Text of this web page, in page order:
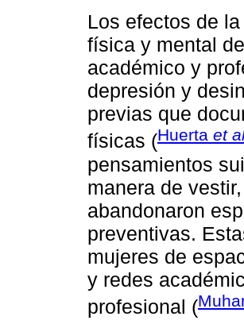
Los efectos de
física y mental
académico y
depresión y
previas que
físicas (Huerta et
pensamientos
manera de
abandonaron
preventivas.
mujeres de
y redes
profesional (